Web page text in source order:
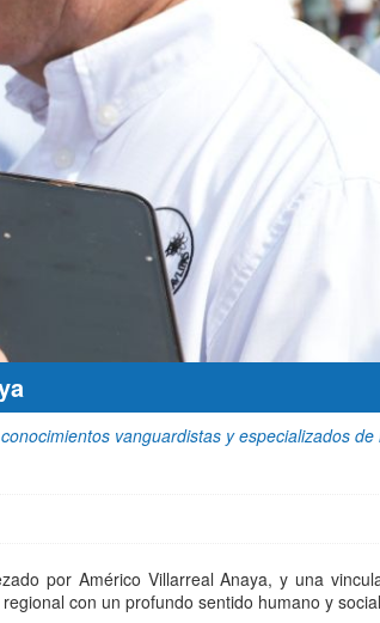
vanguardistas y especializados de
por Américo Villarreal Anaya, y una
con un profundo sentido humano y